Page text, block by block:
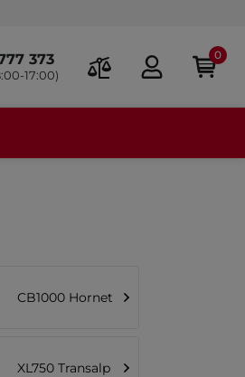
373
17:00)
0
CB1000 Hornet
XL750 Transalp